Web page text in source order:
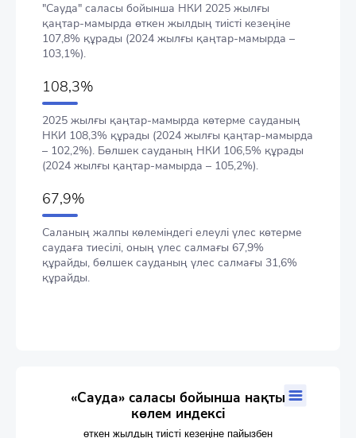
"Сауда" саласы бойынша НКИ 2025 жылғы
қаңтар-мамырда өткен жылдың тиісті кезеңіне
107,8% құрады (2024 жылғы қаңтар-мамырда –
103,1%).
108,3%
2025 жылғы қаңтар-мамырда көтерме сауданың
НКИ 108,3% құрады (2024 жылғы қаңтар-мамырда
– 102,2%). Бөлшек сауданың НКИ 106,5% құрады
(2024 жылғы қаңтар-мамырда – 105,2%).
67,9%
Саланың жалпы көлеміндегі елеулі үлес көтерме
саудаға тиесілі, оның үлес салмағы 67,9%
құрайды, бөлшек сауданың үлес салмағы 31,6%
құрайды.
«Сауда» саласы бойынша нақты көлем индексі
Combination chart with 4 data series.
өткен жылдың тиісті кезеңіне пайызбен
«Сауда» саласы бойынша нақты
көлем индексі
өткен жылдың тиісті кезеңіне пайызбен